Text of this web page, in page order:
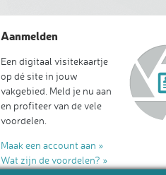
Aanmelden
Een digitaal visitekaartje
op dé site in jouw
vakgebied. Meld je nu aan
en profiteer van de vele
voordelen.
Maak een account aan »
Wat zijn de voordelen? »